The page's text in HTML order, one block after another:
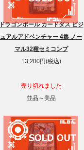
ドラゴンボール カードダス ビジ
ュアルアドベンチャー 4集 ノー
マル32種セミコンプ
13,200円(税込)
売り切れました
並品～美品